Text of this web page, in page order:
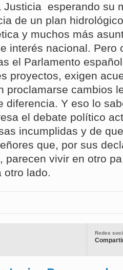
Justicia esperando su
de un plan
y muchos más
interés nacional. Pero
el Parlamento
proyectos, exigen
proclamarse cambios
diferencia. Y eso lo
el debate político
incumplidas y de
que, por sus
parecen vivir en otro
otro lado.
Redes